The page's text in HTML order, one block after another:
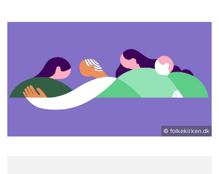
© folkekirken.dk